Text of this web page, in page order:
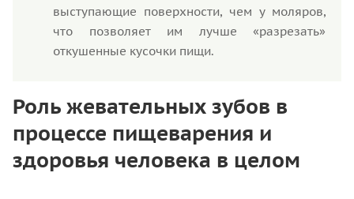
выступающие поверхности, чем у моляров,
что позволяет им лучше «разрезать»
откушенные кусочки пищи.
Роль жевательных зубов в
процессе пищеварения и
здоровья человека в целом